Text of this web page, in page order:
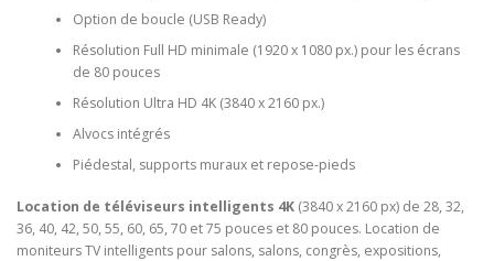
Option de boucle (USB Ready)
Résolution Full HD minimale (1920 x 1080 px.) pour les écrans
de 80 pouces
Résolution Ultra HD 4K (3840 x 2160 px.)
Alvocs intégrés
Piédestal, supports muraux et repose-pieds
Location de téléviseurs intelligents 4K (3840 x 2160 px) de 28, 32,
36, 40, 42, 50, 55, 60, 65, 70 et 75 pouces et 80 pouces. Location de
moniteurs TV intelligents pour salons, salons, congrès, expositions,